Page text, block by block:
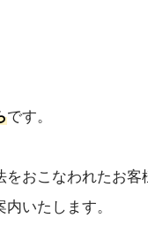
です。
おこなわれたお
いたします。